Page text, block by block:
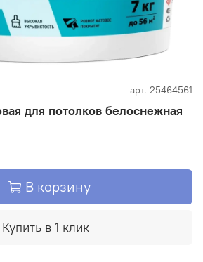
арт. 25464561
для потолков белоснежная
В корзину
Купить в 1 клик